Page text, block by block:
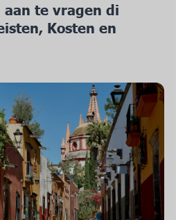
aan te vragen di
Kosten en